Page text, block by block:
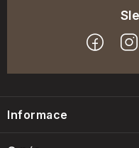
pInformace